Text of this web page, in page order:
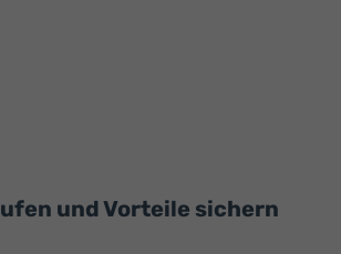
und Vorteile sichern